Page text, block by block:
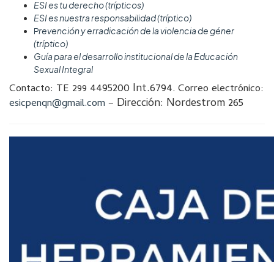
ESI es tu derecho (trípticos)
ESI es nuestra responsabilidad (tríptico)
Prevención y erradicación de la violencia de géner
(tríptico)
Guía para el desarrollo institucional de la Educación
Sexual Integral
Contacto: TE 299 4495200 Int.6794. Correo electrónico:
esicpenqn@gmail.com – Dirección: Nordestrom 265